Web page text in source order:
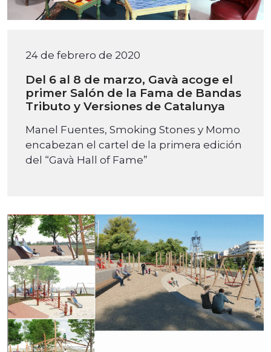
24 de febrero de 2020
Del 6 al 8 de marzo, Gavà acoge el
primer Salón de la Fama de Bandas
Tributo y Versiones de Catalunya
Manel Fuentes, Smoking Stones y Momo
encabezan el cartel de la primera edición
del “Gavà Hall of Fame”